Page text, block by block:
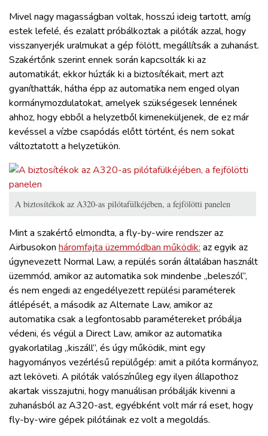
Mivel nagy magasságban voltak, hosszú ideig tartott, amíg
estek lefelé, és ezalatt próbálkoztak a pilóták azzal, hogy
visszanyerjék uralmukat a gép fölött, megállítsák a zuhanást.
Szakértőnk szerint ennek során kapcsolták ki az
automatikát, ekkor húzták ki a biztosítékait, mert azt
gyaníthatták, hátha épp az automatika nem enged olyan
kormánymozdulatokat, amelyek szükségesek lennének
ahhoz, hogy ebből a helyzetből kimeneküljenek, de ez már
kevéssel a vízbe csapódás előtt történt, és nem sokat
változtatott a helyzetükön.
A biztosítékok az A320-as pilótafülkéjében, a fejfölötti panelen
Mint a szakértő elmondta, a fly-by-wire rendszer az
Airbusokon háromfajta üzemmódban működik: az egyik az
úgynevezett Normal Law, a repülés során általában használt
üzemmód, amikor az automatika sok mindenbe „beleszól”,
és nem engedi az engedélyezett repülési paraméterek
átlépését, a második az Alternate Law, amikor az
automatika csak a legfontosabb paramétereket próbálja
védeni, és végül a Direct Law, amikor az automatika
gyakorlatilag „kiszáll”, és úgy működik, mint egy
hagyományos vezérlésű repülőgép: amit a pilóta kormányoz,
azt leköveti. A pilóták valószínűleg egy ilyen állapothoz
akartak visszajutni, hogy manuálisan próbálják kivenni a
zuhanásból az A320-ast, egyébként volt már rá eset, hogy
fly-by-wire gépek pilótáinak ez volt a megoldás.